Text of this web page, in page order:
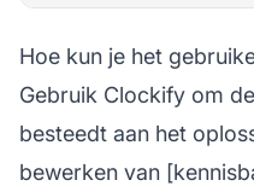
Hoe kun je het
Gebruik Clockify om
besteedt aan het
bewerken van